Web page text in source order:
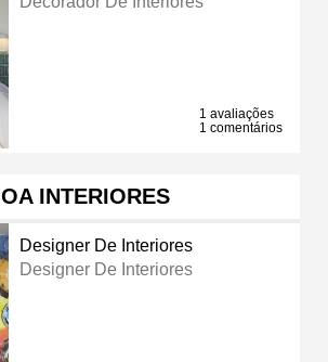
1 avaliações
1 comentários
OA INTERIORES
Designer De Interiores
Designer De Interiores